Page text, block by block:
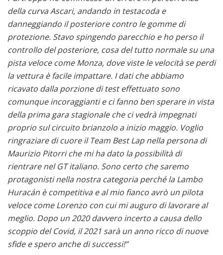
della curva Ascari, andando in testacoda e
danneggiando il posteriore contro le gomme di
protezione. Stavo spingendo parecchio e ho perso il
controllo del posteriore, cosa del tutto normale su una
pista veloce come Monza, dove viste le velocità se perdi
la vettura è facile impattare. I dati che abbiamo
ricavato dalla porzione di test effettuato sono
comunque incoraggianti e ci fanno ben sperare in vista
della prima gara stagionale che ci vedrà impegnati
proprio sul circuito brianzolo a inizio maggio. Voglio
ringraziare di cuore il Team Best Lap nella persona di
Maurizio Pitorri che mi ha dato la possibilità di
rientrare nel GT italiano. Sono certo che saremo
protagonisti nella nostra categoria perché la Lambo
Huracán è competitiva e al mio fianco avrò un pilota
veloce come Lorenzo con cui mi auguro di lavorare al
meglio. Dopo un 2020 davvero incerto a causa dello
scoppio del Covid, il 2021 sarà un anno ricco di nuove
sfide e spero anche di successi!”